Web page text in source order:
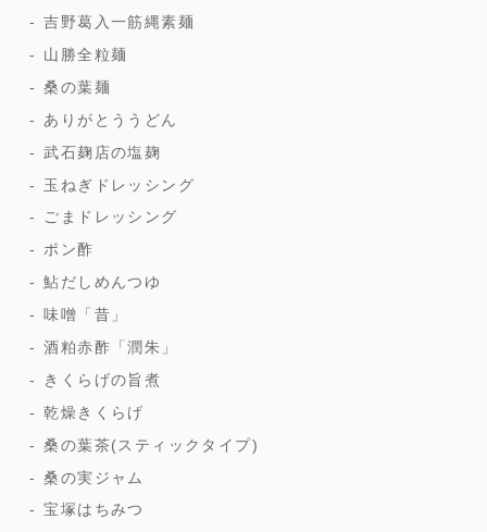
吉野葛入一筋縄素麺
山勝全粒麺
桑の葉麺
ありがとううどん
武石麹店の塩麹
玉ねぎドレッシング
ごまドレッシング
ポン酢
鮎だしめんつゆ
味噌「昔」
酒粕赤酢「潤朱」
きくらげの旨煮
乾燥きくらげ
桑の葉茶(スティックタイプ)
桑の実ジャム
宝塚はちみつ